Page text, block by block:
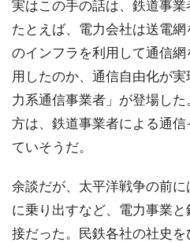
実はこの手の話は、鉄道事業
たとえば、電力会社は送電
のインフラを利用して通信
用したのか、通信自由化が
力系通信事業者」が登場し
方は、鉄道事業者による通
ていそうだ。
余談だが、太平洋戦争の前
に乗り出すなど、電力事業
接だった。民鉄各社の社史